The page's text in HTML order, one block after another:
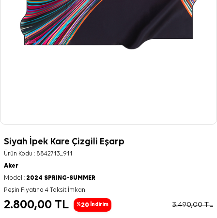
Siyah İpek Kare Çizgili Eşarp
Ürün Kodu : 8842713_911
Aker
Model : 2024 SPRING-SUMMER
Peşin Fiyatına 4 Taksit İmkanı
2.800,00 TL %20 İndirim 3.490,00TL